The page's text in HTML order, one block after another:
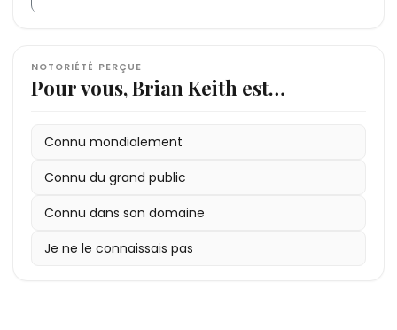
NOTORIÉTÉ PERÇUE
Pour vous, Brian Keith est…
Connu mondialement
Connu du grand public
Connu dans son domaine
Je ne le connaissais pas